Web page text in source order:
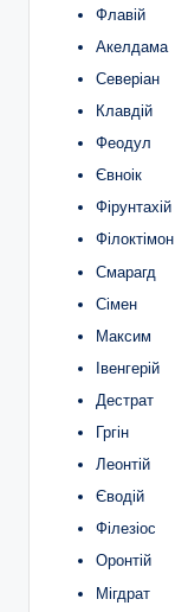
Флавій
Акелдама
Северіан
Клавдій
Феодул
Євноік
Фірунтахій
Філоктімон
Смарагд
Сімен
Максим
Івенгерій
Дестрат
Гргін
Леонтій
Єводій
Філезіос
Оронтій
Мігдрат